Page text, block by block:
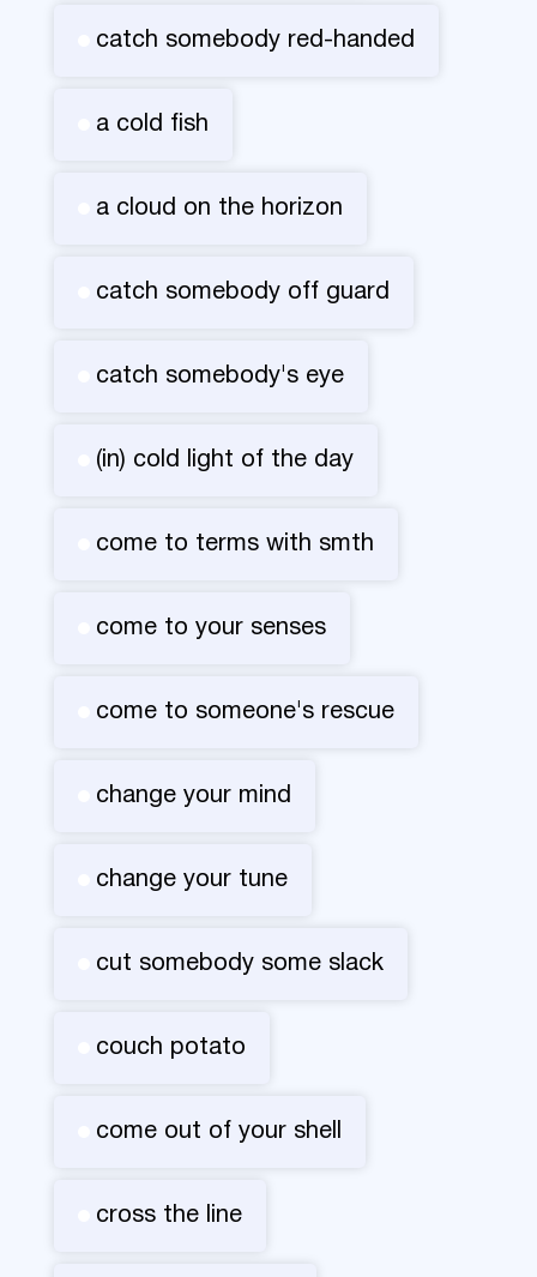
catch somebody red-handed
a cold fish
a cloud on the horizon
catch somebody off guard
catch somebody's eye
(in) cold light of the day
come to terms with smth
come to your senses
come to someone's rescue
change your mind
change your tune
cut somebody some slack
couch potato
come out of your shell
cross the line